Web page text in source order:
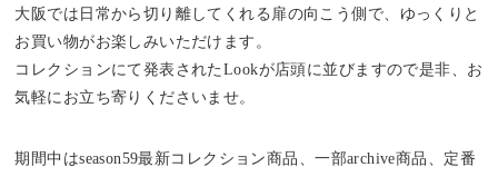
大阪では日常から切り離してくれる扉の向こう側で、ゆっくりと
お買い物がお楽しみいただけます。
コレクションにて発表されたLookが店頭に並びますので是非、お
気軽にお立ち寄りくださいませ。
期間中はseason59最新コレクション商品、一部archive商品、定番